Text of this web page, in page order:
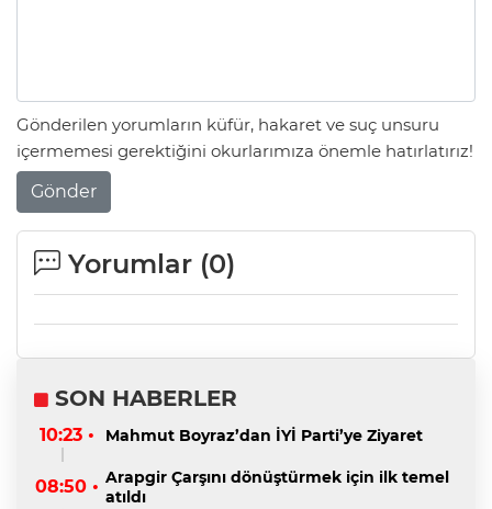
Gönderilen yorumların küfür, hakaret ve suç unsuru
içermemesi gerektiğini okurlarımıza önemle hatırlatırız!
Gönder
Yorumlar (0)
SON HABERLER
10:23 • Mahmut Boyraz’dan İYİ Parti’ye Ziyaret
08:50 • Arapgir Çarşını dönüştürmek için ilk temel
atıldı